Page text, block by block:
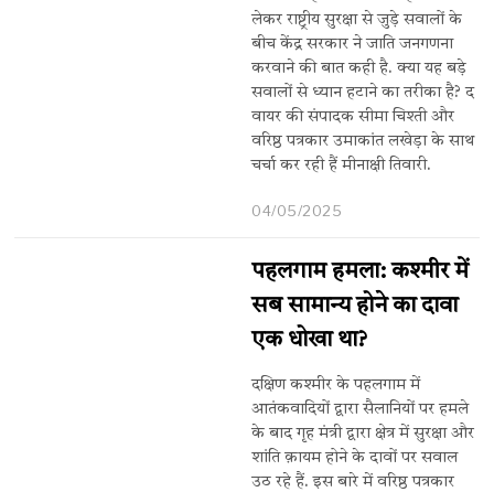
लेकर राष्ट्रीय सुरक्षा से जुड़े सवालों के
बीच केंद्र सरकार ने जाति जनगणना
करवाने की बात कही है. क्या यह बड़े
सवालों से ध्यान हटाने का तरीका है? द
वायर की संपादक सीमा चिश्ती और
वरिष्ठ पत्रकार उमाकांत लखेड़ा के साथ
चर्चा कर रही हैं मीनाक्षी तिवारी.
04/05/2025
पहलगाम हमला: कश्मीर में
सब सामान्य होने का दावा
एक धोखा था?
दक्षिण कश्मीर के पहलगाम में
आतंकवादियों द्वारा सैलानियों पर हमले
के बाद गृह मंत्री द्वारा क्षेत्र में सुरक्षा और
शांति क़ायम होने के दावों पर सवाल
उठ रहे हैं. इस बारे में वरिष्ठ पत्रकार